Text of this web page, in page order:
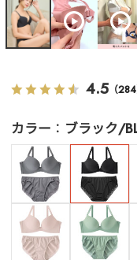
4.5 （284
カラー ブラック/